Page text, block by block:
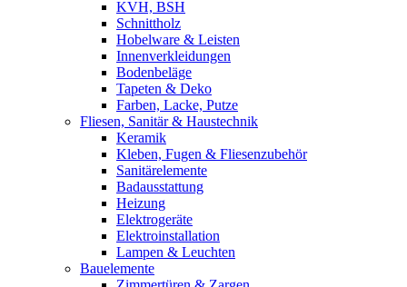
KVH, BSH
Schnittholz
Hobelware & Leisten
Innenverkleidungen
Bodenbeläge
Tapeten & Deko
Farben, Lacke, Putze
Fliesen, Sanitär & Haustechnik
Keramik
Kleben, Fugen & Fliesenzubehör
Sanitärelemente
Badausstattung
Heizung
Elektrogeräte
Elektroinstallation
Lampen & Leuchten
Bauelemente